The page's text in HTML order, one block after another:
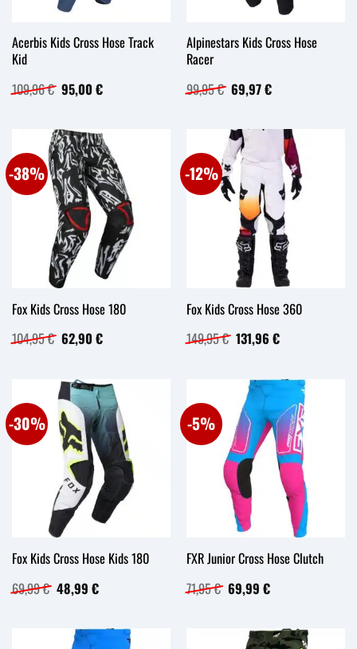
Acerbis Kids Cross Hose Track
Kid
109,96€ Ursprünglicher
Preis
109,96 €
95,00 €Aktueller
Preis
Alpinestars Kids Cross Hose
Racer
99,95€ Ursprünglicher
Preis
99,95 €
69,97€Aktueller
Preis
69,97 €.
-38%
Fox Kids Cross Hose 180
104,95€ Ursprünglicher
Preis
104,95 €
62,90 €Aktueller
Preis
-12%
Fox Kids Cross Hose 360
149,95€ Ursprünglicher
Preis
149,95 €
131,96 €Aktueller
Preis
131,96 €.
-30%
Fox Kids Cross Hose Kids 180
69,99€ Ursprünglicher
Preis
69,99 €
48,99 €Aktueller
Preis
48,99 €.
-5%
FXR Junior Cross Hose Clutch
71,95€ Ursprünglicher
Preis
71,95 €
69,99 €Aktueller
Preis
69,99 €.